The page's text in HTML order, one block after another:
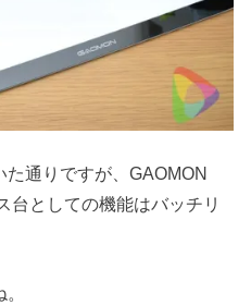
た通りですが、GAOMON
台としての機能はバッチリ